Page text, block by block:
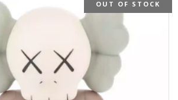
OUT OF STOCK